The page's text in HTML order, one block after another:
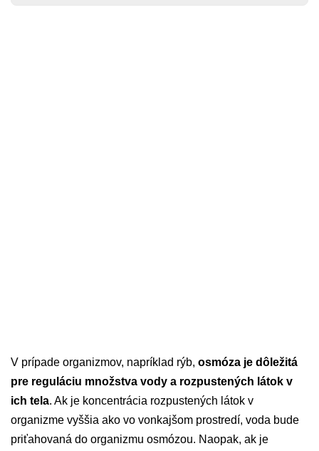
V prípade organizmov, napríklad rýb, osmóza je dôležitá
pre reguláciu množstva vody a rozpustených látok v
ich tela. Ak je koncentrácia rozpustených látok v
organizme vyššia ako vo vonkajšom prostredí, voda bude
priťahovaná do organizmu osmózou. Naopak, ak je